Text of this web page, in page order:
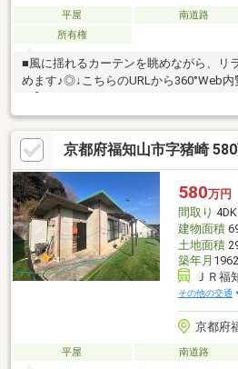
平屋 南道路
所有権
■風に揺れるカーテンを眺めながら、リ
めます♪◎↓こちらのURLから360°Web内
↓【https://spacely.co.jp/fukuchu-
キホームライフ福知山中央店では福知
域密着ナンバー１を目指しています！○
い・リフォームしたいお客様にたくさん
します！○物件情報・住宅ローンetc...ど
談ください！○見るだけOK!聞くだけOK!
店、お問い合わせをお待ちしております♪
京都府福知山市字猪崎
580万円
間取り 4DK
建物面積
土地面積
築年月
ＪＲ福
その他の交通
京都府
平屋 南道路